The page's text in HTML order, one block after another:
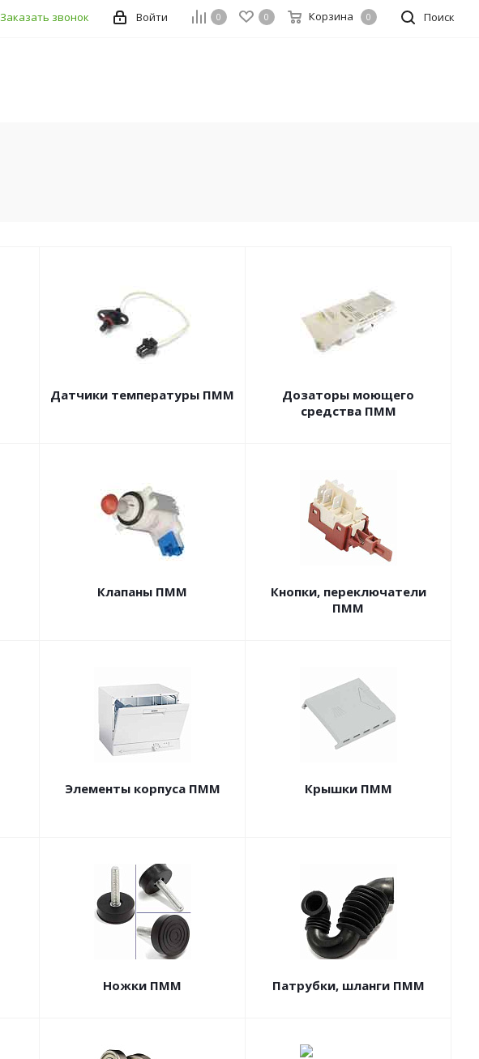
Поиск
0 0 Корзина 0
Войти
Заказать звонок
Датчики температуры ПММ
Дозаторы моющего
средства ПММ
Клапаны ПММ
Кнопки, переключатели
ПММ
Элементы корпуса ПММ Крышки ПММ
Ножки ПММ Патрубки, шланги ПММ